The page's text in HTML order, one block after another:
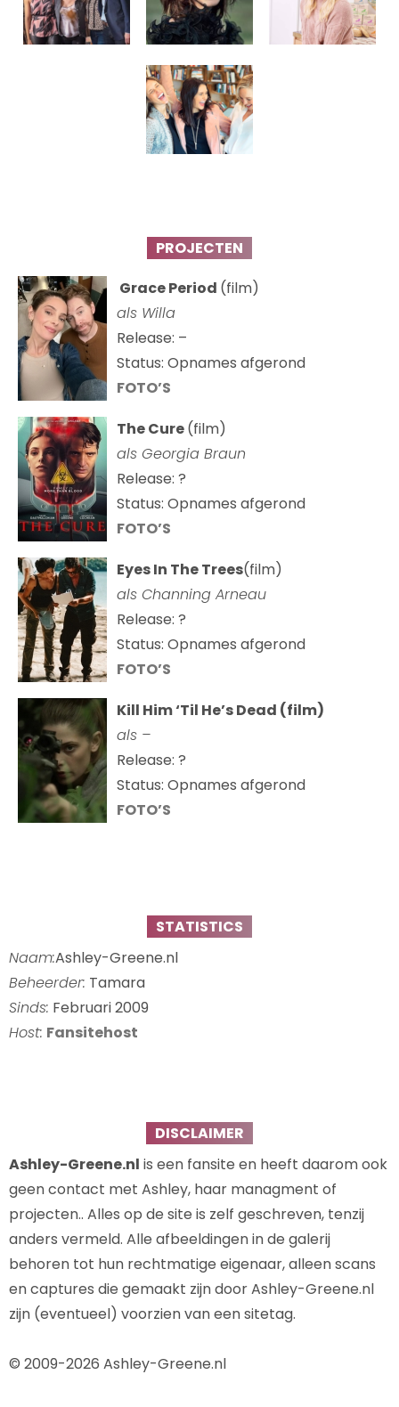
PROJECTEN
Grace Period (film)
als Willa
Release: –
Status: Opnames afgerond
FOTO’S
The Cure(film)
als Georgia Braun
Release: ?
Status: Opnames afgerond
FOTO’S
Eyes In The Trees(film)
als Channing Arneau
Release: ?
Status: Opnames afgerond
FOTO’S
Kill Him ‘Til He’s Dead (film)
als –
Release: ?
Status: Opnames afgerond
FOTO’S
STATISTICS
Naam:Ashley-Greene.nl
Beheerder: Tamara
Sinds: Februari 2009
Host: Fansitehost
DISCLAIMER
Ashley-Greene.nl is een fansite en heeft daarom ook
geen contact met Ashley, haar managment of
projecten.. Alles op de site is zelf geschreven, tenzij
anders vermeld. Alle afbeeldingen in de galerij
behoren tot hun rechtmatige eigenaar, alleen scans
en captures die gemaakt zijn door Ashley-Greene.nl
zijn (eventueel) voorzien van een sitetag.
© 2009-2026 Ashley-Greene.nl